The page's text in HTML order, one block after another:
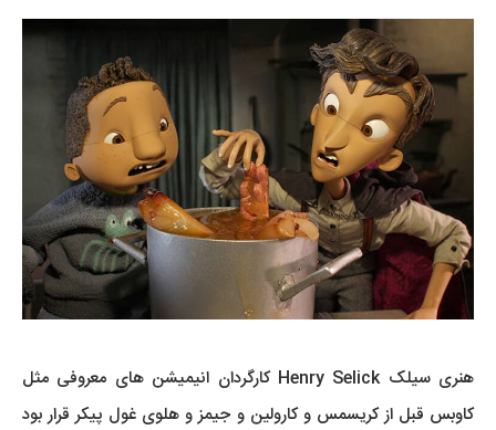
هنری سیلک Henry Selick کارگردان انیمیشن های معروفی مثل
کاوبس قبل از کریسمس و کارولین و جیمز و هلوی غول پیکر قرار بود